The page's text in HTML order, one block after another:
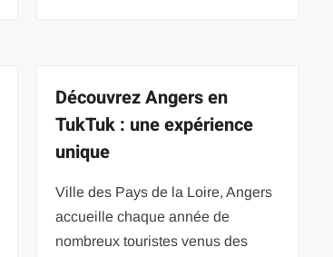
Découvrez Angers en
TukTuk : une expérience
unique
Ville des Pays de la Loire, Angers
accueille chaque année de
nombreux touristes venus des